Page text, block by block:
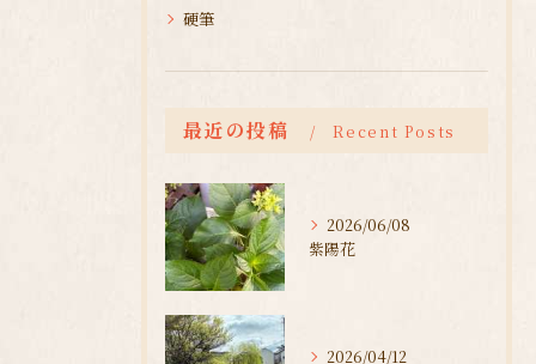
硬筆
最近の投稿 Recent Posts
2026/06/08
紫陽花
2026/04/12